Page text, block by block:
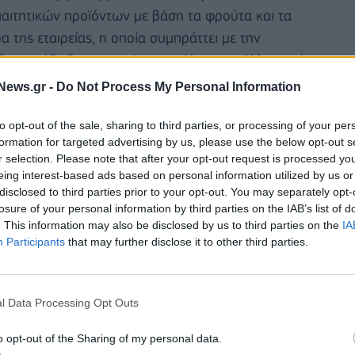
- Do Not Process My Personal Information
opt-out of the sale, sharing to third parties, or processing of your
for targeted advertising by us, please use the below opt-out
selection. Please note that after your opt-out request is processed
interest-based ads based on personal information utilized by us
to third parties prior to your opt-out. You may separately
of your personal information by third parties on the IAB’s list of
This information may also be disclosed by us to third parties on the
Participants that may further disclose it to other third parties.
Data Processing Opt Outs
opt-out of the Sharing of my personal data.
προϊόντων με βάση τα φρούτα και τα
εταιρείας, η οποία συμπράττει με την
ανάδειξης του κρίσιμου ρόλου του Ελληνικού
επανεκκίνηση της Ελληνικής οικονομίας.